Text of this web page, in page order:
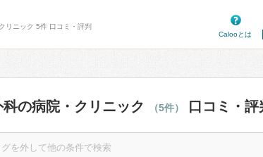
リニック 5件 口コミ・評判
Calooとは
の病院・クリニック （5件） 口コミ・評